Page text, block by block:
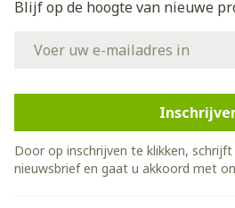
Blijf op de hoogte van nieuwe
Door op inschrijven te klikken,
nieuwsbrief en gaat u akkoord met